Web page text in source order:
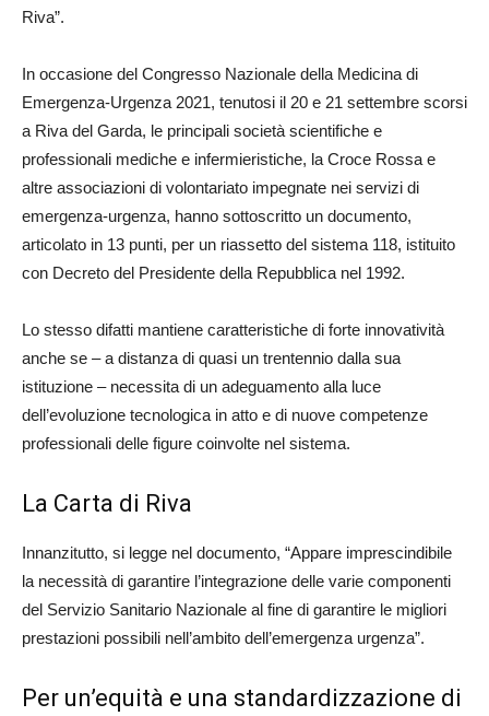
Riva”.
In occasione del Congresso Nazionale della Medicina di
Emergenza-Urgenza 2021, tenutosi il 20 e 21 settembre scorsi
a Riva del Garda, le principali società scientifiche e
professionali mediche e infermieristiche, la Croce Rossa e
altre associazioni di volontariato impegnate nei servizi di
emergenza-urgenza, hanno sottoscritto un documento,
articolato in 13 punti, per un riassetto del sistema 118, istituito
con Decreto del Presidente della Repubblica nel 1992.
Lo stesso difatti mantiene caratteristiche di forte innovatività
anche se – a distanza di quasi un trentennio dalla sua
istituzione – necessita di un adeguamento alla luce
dell’evoluzione tecnologica in atto e di nuove competenze
professionali delle figure coinvolte nel sistema.
La Carta di Riva
Innanzitutto, si legge nel documento, “Appare imprescindibile
la necessità di garantire l’integrazione delle varie componenti
del Servizio Sanitario Nazionale al fine di garantire le migliori
prestazioni possibili nell’ambito dell’emergenza urgenza”.
Per un’equità e una standardizzazione di